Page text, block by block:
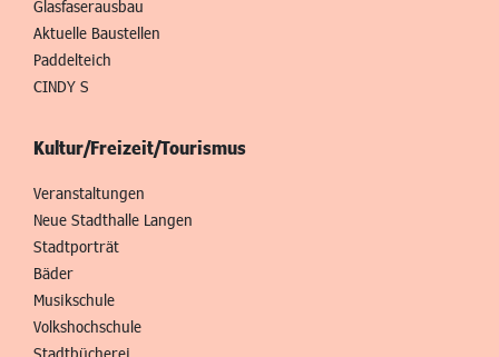
Glasfaserausbau
Aktuelle Baustellen
Paddelteich
CINDY S
Kultur/Freizeit/Tourismus
Veranstaltungen
Neue Stadthalle Langen
Stadtporträt
Bäder
Musikschule
Volkshochschule
Stadtbücherei